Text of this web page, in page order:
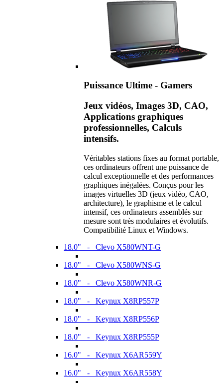
Puissance Ultime - Gamers
Jeux vidéos, Images 3D, CAO,
Applications graphiques
professionnelles, Calculs
intensifs.
Véritables stations fixes au format portable,
ces ordinateurs offrent une puissance de
calcul exceptionnelle et des performances
graphiques inégalées. Conçus pour les
images virtuelles 3D (jeux vidéo, CAO,
architecture), le graphisme et le calcul
intensif, ces ordinateurs assemblés sur
mesure sont très modulaires et évolutifs.
Compatibilité Linux et Windows.
18.0" - Clevo X580WNT-G
18.0" - Clevo X580WNS-G
18.0" - Clevo X580WNR-G
18.0" - Keynux X8RP557P
18.0" - Keynux X8RP556P
18.0" - Keynux X8RP555P
16.0" - Keynux X6AR559Y
16.0" - Keynux X6AR558Y